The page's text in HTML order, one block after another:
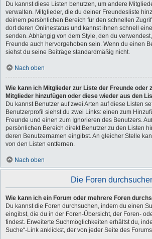
Du kannst diese Listen benutzen, um andere
verwalten. Mitglieder, die du deiner Freundesliste
deinem persönlichen Bereich für den schnellen
dort deren Onlinestatus und kannst ihnen schnell
senden. Abhängig von dem Style, den du
Freunde auch hervorgehoben sein. Wenn du einen
siehst du seine Beiträge standardmäßig nicht.
Nach oben
Wie kann ich Mitglieder zur Liste der Freunde oder
Mitglieder hinzufügen oder diese wieder aus den
Du kannst Benutzer auf zwei Arten auf diese Listen
Benutzerprofil siehst du zwei Links: einen zum
Freunde und einen zum Ignorieren des Benutzers.
persönlichen Bereich direkt Benutzer zu den Listen
deren Benutzernamen eingibst. An gleicher Stelle
von den Listen entfernen.
Nach oben
Die Foren
Wie kann ich ein Forum oder mehrere Foren
Du kannst die Foren durchsuchen, indem du einen
eingibst, die du in der Foren-Übersicht, der Foren-
findest. Erweiterte Suchmöglichkeiten erhältst du,
Suche“-Link anklickst, der von jeder Seite des